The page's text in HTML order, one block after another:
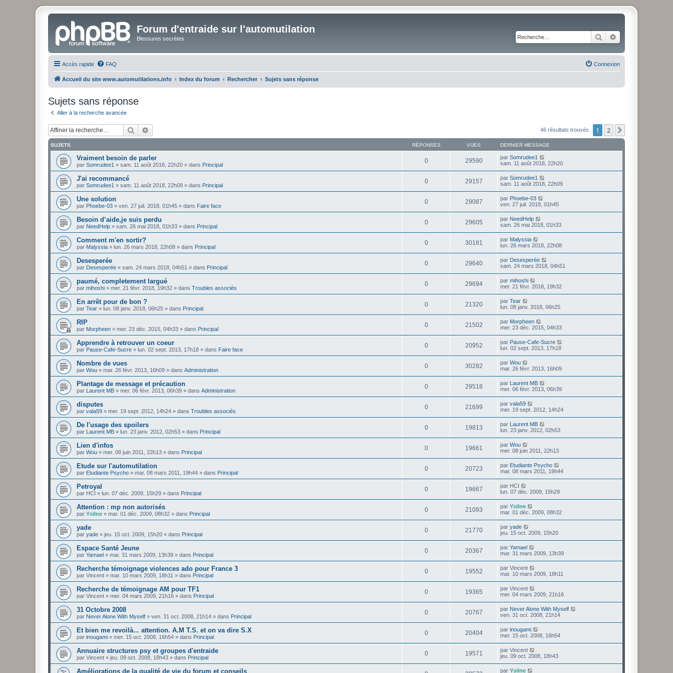
Forum d'entraide sur l'automutilation
Blessures secrètes Rechercher
Accès rapide FAQ Connexion
Accueil du site www.automutilations.info Index du forum Rechercher Sujets sans réponse
Sujets sans réponse
Aller à la recherche avancée
Rechercher 46 résultats trouvés 1 2
SUJETS RÉPONSES VUES DERNIER MESSAGE
Vraiment besoin de parler
par Somrudee1 » sam. 11 août 2018, 22h20 » dans Principal
0 29590 par Somrudee1
sam. 11 août 2018, 22h20
J'ai recommancé
par Somrudee1 » sam. 11 août 2018, 22h09 » dans Principal
0 29157 par Somrudee1
sam. 11 août 2018, 22h09
Une solution
par Phoebe-03 » ven. 27 juil. 2018, 01h45 » dans Faire face
0 29087 par Phoebe-03
ven. 27 juil. 2018, 01h45
Besoin d’aide,je suis perdu
par NeedHelp » sam. 26 mai 2018, 01h33 » dans Principal
0 29605 par NeedHelp
sam. 26 mai 2018, 01h33
Comment m'en sortir?
par Malyssia » lun. 26 mars 2018, 22h08 » dans Principal
0 30181 par Malyssia
lun. 26 mars 2018, 22h08
Desesperée
par Desesperée » sam. 24 mars 2018, 04h51 » dans Principal
0 29640 par Desesperée
sam. 24 mars 2018, 04h51
paumé, completement largué
par mihoshi » mer. 21 févr. 2018, 19h32 » dans Troubles associés
0 29694 par mihoshi
mer. 21 févr. 2018, 19h32
En arrêt pour de bon ?
par Tear » lun. 08 janv. 2018, 06h25 » dans Principal
0 21320 par Tear
lun. 08 janv. 2018, 06h25
RIP
par Morpheen » mer. 23 déc. 2015, 04h33 » dans Principal
0 21502 par Morpheen
mer. 23 déc. 2015, 04h33
Apprendre à retrouver un coeur
par Pause-Cafe-Sucre » lun. 02 sept. 2013, 17h18 » dans Faire face
0 20952 par Pause-Cafe-Sucre
lun. 02 sept. 2013, 17h18
Nombre de vues
par Wou » mar. 26 févr. 2013, 16h09 » dans Administration
0 30282 par Wou
mar. 26 févr. 2013, 16h09
Plantage de message et précaution
par Laurent MB » mer. 06 févr. 2013, 06h39 » dans Administration
0 29518 par Laurent MB
mer. 06 févr. 2013, 06h39
disputes
par vala59 » mer. 19 sept. 2012, 14h24 » dans Troubles associés
0 21699 par vala59
mer. 19 sept. 2012, 14h24
De l'usage des spoilers
par Laurent MB » lun. 23 janv. 2012, 02h53 » dans Principal
0 19813 par Laurent MB
lun. 23 janv. 2012, 02h53
Lien d'infos
par Wou » mer. 08 juin 2011, 22h13 » dans Principal
0 19661 par Wou
mer. 08 juin 2011, 22h13
Etude sur l'automutilation
par Etudiante Psycho » mar. 08 mars 2011, 19h44 » dans Principal
0 20723 par Etudiante Psycho
mar. 08 mars 2011, 19h44
Petroyal
par HCI » lun. 07 déc. 2009, 15h29 » dans Principal
0 19667 par HCI
lun. 07 déc. 2009, 15h29
Attention : mp non autorisés
par Ysilne » mar. 01 déc. 2009, 08h32 » dans Principal
0 21093 par Ysilne
mar. 01 déc. 2009, 08h32
yade
par yade » jeu. 15 oct. 2009, 15h20 » dans Principal
0 21770 par yade
jeu. 15 oct. 2009, 15h20
Espace Santé Jeune
par Yamael » mar. 31 mars 2009, 13h39 » dans Principal
0 20367 par Yamael
mar. 31 mars 2009, 13h39
Recherche témoignage violences ado pour France 3
par Vincent » mar. 10 mars 2009, 18h11 » dans Principal
0 19552 par Vincent
mar. 10 mars 2009, 18h11
Recherche de témoignage AM pour TF1
par Vincent » mer. 04 mars 2009, 21h16 » dans Principal
0 19365 par Vincent
mer. 04 mars 2009, 21h16
31 Octobre 2008
par Never Alone With Myself » ven. 31 oct. 2008, 21h14 » dans Principal
0 20767 par Never Alone With Myself
ven. 31 oct. 2008, 21h14
Et bien me revoilà... attention. A.M T.S. et on va dire S.X
par inougami » mer. 15 oct. 2008, 16h54 » dans Principal
0 20404 par inougami
mer. 15 oct. 2008, 16h54
Annuaire structures psy et groupes d'entraide
par Vincent » jeu. 09 oct. 2008, 18h43 » dans Principal
0 19571 par Vincent
jeu. 09 oct. 2008, 18h43
Améliorations de la qualité de vie du forum et conseils par Ysilne